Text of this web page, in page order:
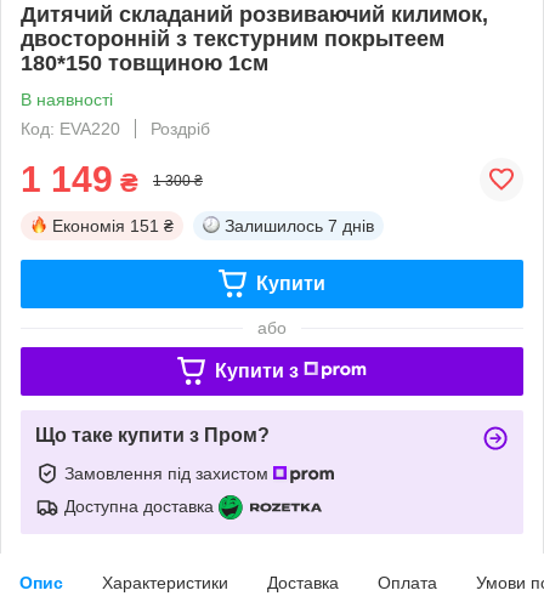
Дитячий складаний розвиваючий килимок,
двосторонній з текстурним покрытеем
180*150 товщиною 1см
В наявності
Код: EVA220
Роздріб
1 149 ₴ 1 300 ₴
Економія 151 ₴ Залишилось 7 днів
Купити
або
Купити з
Що таке купити з Пром?
Замовлення під захистом
Доступна доставка
Опис Характеристики Доставка Оплата Умови